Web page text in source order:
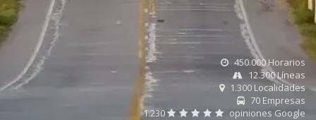
450.000 Horarios
12.300 Líneas
1.300 Localidades
70 Empresas
1.230
opiniones Google